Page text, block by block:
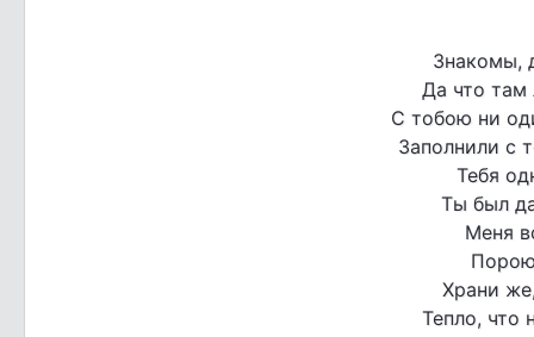
Знакомы,
Да что там
С тобою ни
Заполнили с
Тебя
Ты был
Меня
Храни
Тепло, что